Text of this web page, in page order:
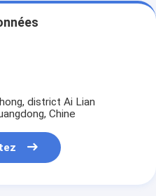
district Ai Lian
Chine